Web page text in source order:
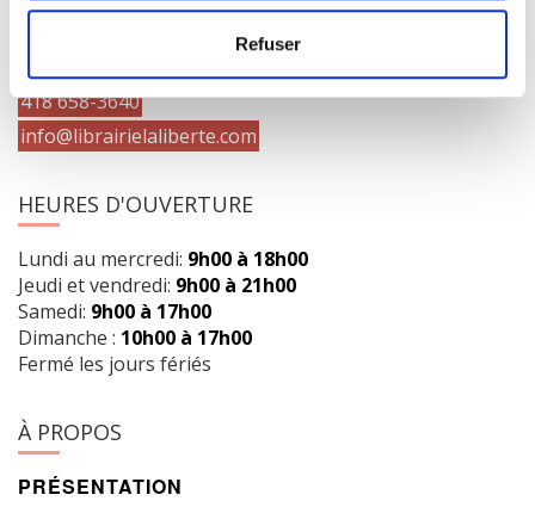
Refuser
418 658-3640
info@librairielaliberte.com
HEURES D'OUVERTURE
Lundi au mercredi: 9h00 à 18h00
Jeudi et vendredi: 9h00 à 21h00
Samedi: 9h00 à 17h00
Dimanche : 10h00 à 17h00
Fermé les jours fériés
À PROPOS
PRÉSENTATION